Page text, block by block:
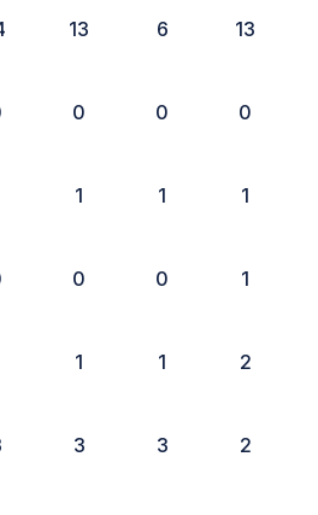
13 6 13
0 0 0
1 1 1
0 0 1
1 1 2
3 3 2